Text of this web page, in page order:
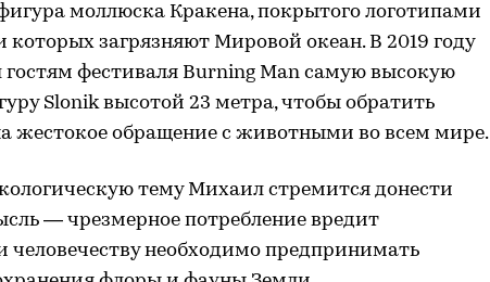
моллюска Кракена, покрытого логотипами
которых загрязняют Мировой океан. В 2019 году
гостям фестиваля Burning Man самую высокую
Slonik высотой 23 метра, чтобы обратить
жестокое обращение с животными во всем мире.
тему Михаил стремится донести
— чрезмерное потребление вредит
необходимо предпринимать